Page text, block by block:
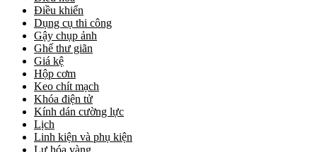
Điều khiển
Dụng cụ thi công
Gậy chụp ảnh
Ghế thư giãn
Giá kệ
Hộp cơm
Keo chít mạch
Khóa điện tử
Kính dán cường lực
Lịch
Linh kiện và phụ kiện
Lư hóa vàng